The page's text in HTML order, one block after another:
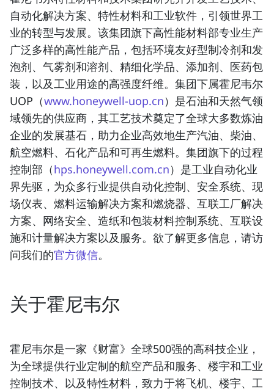
自动化解决方案、特性材料和工业软件，引领世界工
业的转型与发展。该集团旗下高性能材料部专业生产
广泛多样的高性能产品，包括环境友好型制冷剂和发
泡剂、气雾剂和溶剂、精细化学品、添加剂、医药包
装，以及工业用途的高强度纤维。集团下属霍尼韦尔
UOP（www.honeywell-uop.cn）是石油和天然气领
域领先的供应商，其工艺技术奠定了全球大多数炼油
企业的发展基石，助力企业高效地生产汽油、柴油、
航空燃料、石化产品和可再生燃料。集团旗下的过程
控制部（hps.honeywell.com.cn）是工业自动化业
界先驱，为众多行业提供自动化控制、安全系统、现
场仪表、燃料运输解决方案和燃烧器、互联工厂解决
方案、网络安全、造纸和包装材料控制系统、互联设
施和计量解决方案以及服务。欲了解更多信息，请访
问我们的官方微信。
关于霍尼韦尔
霍尼韦尔是一家《财富》全球500强的高科技企业，
为全球提供行业定制的航空产品和服务、楼宇和工业
控制技术、以及特性材料，致力于将飞机、楼宇、工